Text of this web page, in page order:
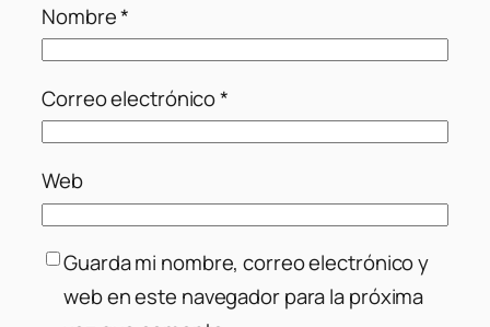
Nombre*
Correo electrónico*
Web
Guarda mi nombre, correo electrónico y
web en este navegador para la próxima